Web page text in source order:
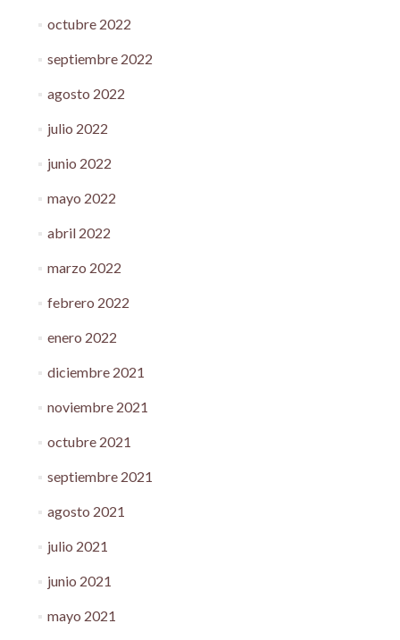
octubre 2022
septiembre 2022
agosto 2022
julio 2022
junio 2022
mayo 2022
abril 2022
marzo 2022
febrero 2022
enero 2022
diciembre 2021
noviembre 2021
octubre 2021
septiembre 2021
agosto 2021
julio 2021
junio 2021
mayo 2021